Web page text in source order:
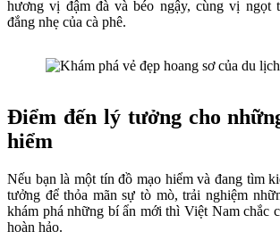
hương vị đậm đà và béo ngậy, cùng vị ngọt
đắng nhẹ của cà phê.
Điểm đến lý tưởng cho
hiểm
Nếu bạn là một tín đồ mạo hiểm và đang tìm
tưởng để thỏa mãn sự tò mò, trải nghiệm
khám phá những bí ẩn mới thì Việt Nam chắc
hoàn hảo.